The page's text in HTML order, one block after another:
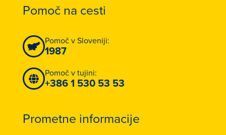
Pomoč na cesti
Pomoč v Sloveniji:
1987
Pomoč v tujini:
+386 1 530 53 53
Prometne informacije